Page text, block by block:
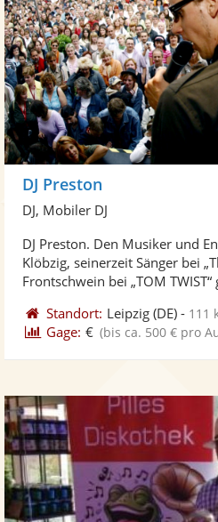
DJ Preston
DJ, Mobiler DJ
DJ Preston. Den Musiker und
Klöbzig, seinerzeit Sänger bei
Frontschwein bei „TOM TWIST“
Standort: Leipzig (DE) - 111
Gage: € (bis ca. 500 € pro